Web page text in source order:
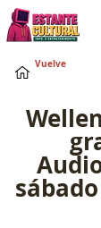
Vuelve